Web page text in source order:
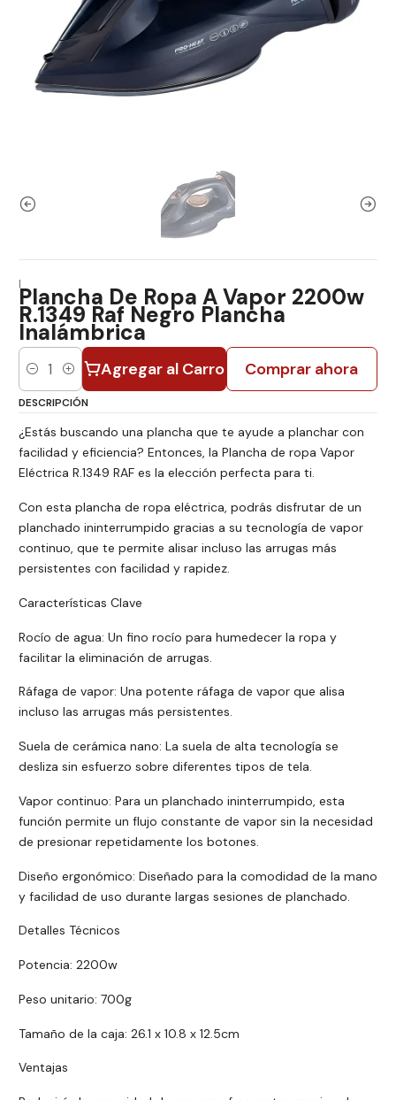
|Plancha De Ropa A Vapor 2200w
R.1349 Raf Negro Plancha
Inalámbrica
Cantidad Agregar al Carro Comprar ahora
DESCRIPCIÓN
¿Estás buscando una plancha que te ayude a planchar con
facilidad y eficiencia? Entonces, la Plancha de ropa Vapor
Eléctrica R.1349 RAF es la elección perfecta para ti.
Con esta plancha de ropa eléctrica, podrás disfrutar de un
planchado ininterrumpido gracias a su tecnología de vapor
continuo, que te permite alisar incluso las arrugas más
persistentes con facilidad y rapidez.
Características Clave
Rocío de agua: Un fino rocío para humedecer la ropa y
facilitar la eliminación de arrugas.
Ráfaga de vapor: Una potente ráfaga de vapor que alisa
incluso las arrugas más persistentes.
Suela de cerámica nano: La suela de alta tecnología se
desliza sin esfuerzo sobre diferentes tipos de tela.
Vapor continuo: Para un planchado ininterrumpido, esta
función permite un flujo constante de vapor sin la necesidad
de presionar repetidamente los botones.
Diseño ergonómico: Diseñado para la comodidad de la mano
y facilidad de uso durante largas sesiones de planchado.
Detalles Técnicos
Potencia: 2200w
Peso unitario: 700g
Tamaño de la caja: 26.1 x 10.8 x 12.5cm
Ventajas